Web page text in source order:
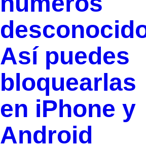
Así puedes
bloquearlas
en iPhone y
Android